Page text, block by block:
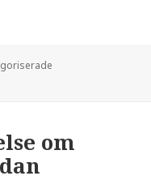
bli påminnad av – idag:
om